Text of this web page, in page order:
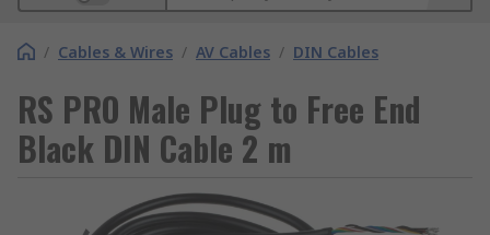
/ Cables & Wires / AV Cables / DIN Cables
RS PRO Male Plug to Free End
Black DIN Cable 2 m